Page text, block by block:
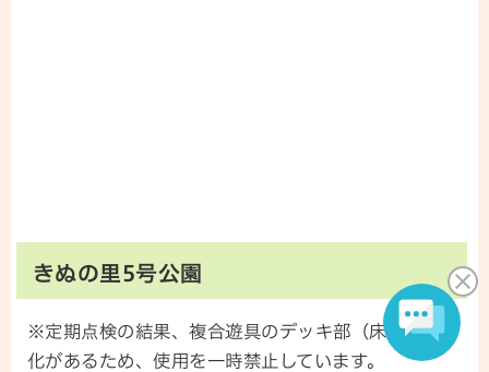
きぬの里5号公園
※定期点検の結果、複合遊具のデッキ部（床部）の劣
化があるため、使用を一時禁止しています。